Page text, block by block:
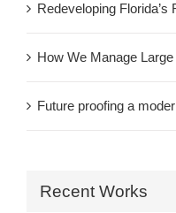
Redeveloping
How We Manage
Future proofing a
Recent Works